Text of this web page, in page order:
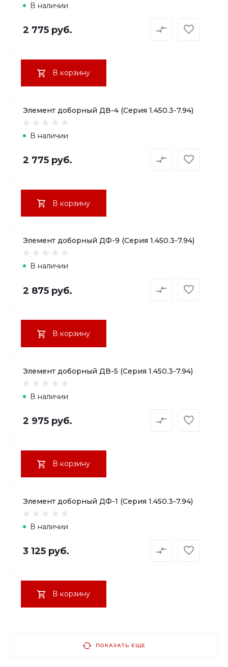
В наличии
2 775 руб.
В корзину
Элемент доборный ДВ-4 (Серия 1.450.3-7.94)
В наличии
2 775 руб.
В корзину
Элемент доборный ДФ-9 (Серия 1.450.3-7.94)
В наличии
2 875 руб.
В корзину
Элемент доборный ДВ-5 (Серия 1.450.3-7.94)
В наличии
2 975 руб.
В корзину
Элемент доборный ДФ-1 (Серия 1.450.3-7.94)
В наличии
3 125 руб.
В корзину
ПОКАЗАТЬ ЕЩЕ